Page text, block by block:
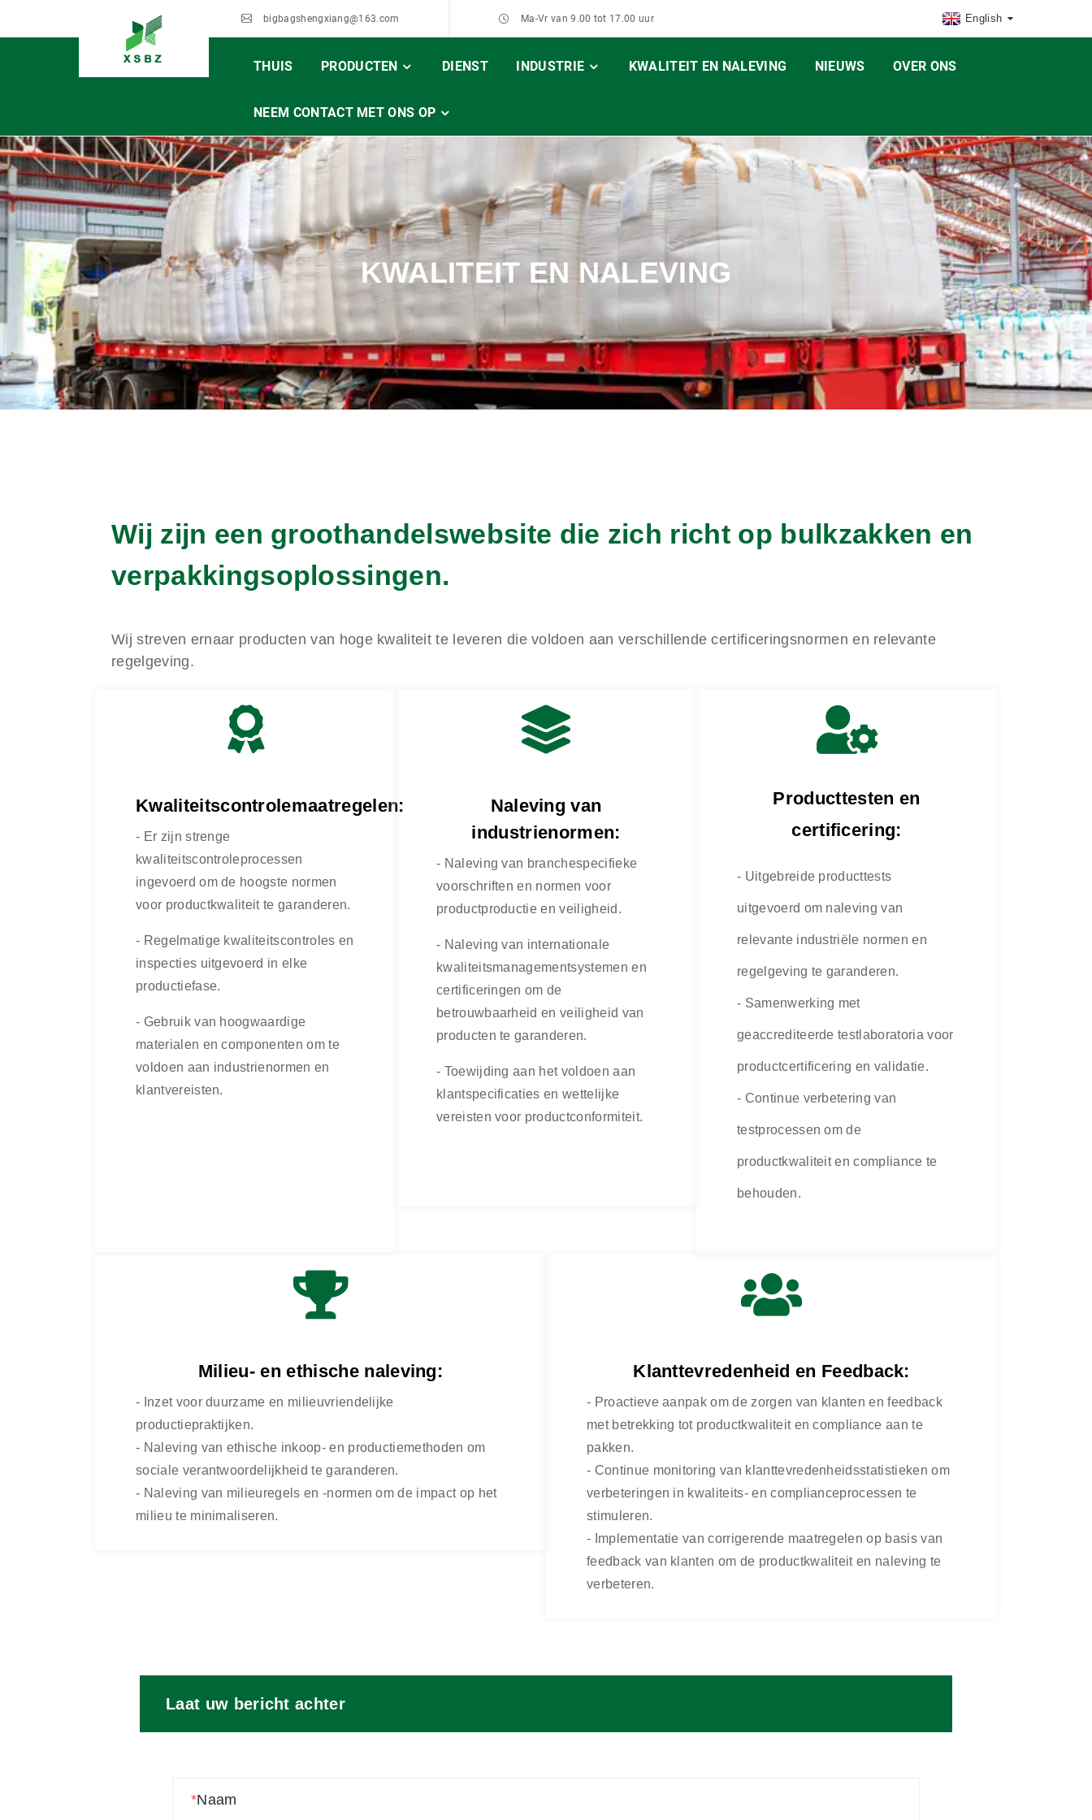
bigbagshengxiang@163.com Ma-Vr van 9.00 tot 17.00 uur English
THUIS PRODUCTEN DIENST INDUSTRIE KWALITEIT EN NALEVING NIEUWS OVER ONS
NEEM CONTACT MET ONS OP
KWALITEIT EN NALEVING
Wij zijn een groothandelswebsite die zich richt op bulkzakken en
verpakkingsoplossingen.
Wij streven ernaar producten van hoge kwaliteit te leveren die voldoen aan verschillende certificeringsnormen en relevante
regelgeving.
Kwaliteitscontrolemaatregelen:
- Er zijn strenge
kwaliteitscontroleprocessen
ingevoerd om de hoogste normen
voor productkwaliteit te garanderen.
- Regelmatige kwaliteitscontroles en
inspecties uitgevoerd in elke
productiefase.
- Gebruik van hoogwaardige
materialen en componenten om te
voldoen aan industrienormen en
klantvereisten.
Naleving van
industrienormen:
- Naleving van branchespecifieke
voorschriften en normen voor
productproductie en veiligheid.
- Naleving van internationale
kwaliteitsmanagementsystemen en
certificeringen om de
betrouwbaarheid en veiligheid van
producten te garanderen.
- Toewijding aan het voldoen aan
klantspecificaties en wettelijke
vereisten voor productconformiteit.
Producttesten en
certificering:
- Uitgebreide producttests
uitgevoerd om naleving van
relevante industriële normen en
regelgeving te garanderen.
- Samenwerking met
geaccrediteerde testlaboratoria voor
productcertificering en validatie.
- Continue verbetering van
testprocessen om de
productkwaliteit en compliance te
behouden.
Milieu- en ethische naleving:
- Inzet voor duurzame en milieuvriendelijke
productiepraktijken.
- Naleving van ethische inkoop- en productiemethoden om
sociale verantwoordelijkheid te garanderen.
- Naleving van milieuregels en -normen om de impact op het
milieu te minimaliseren.
Klanttevredenheid en Feedback:
- Proactieve aanpak om de zorgen van klanten en feedback
met betrekking tot productkwaliteit en compliance aan te
pakken.
- Continue monitoring van klanttevredenheidsstatistieken om
verbeteringen in kwaliteits- en complianceprocessen te
stimuleren.
- Implementatie van corrigerende maatregelen op basis van
feedback van klanten om de productkwaliteit en naleving te
verbeteren.
Laat uw bericht achter
*Naam